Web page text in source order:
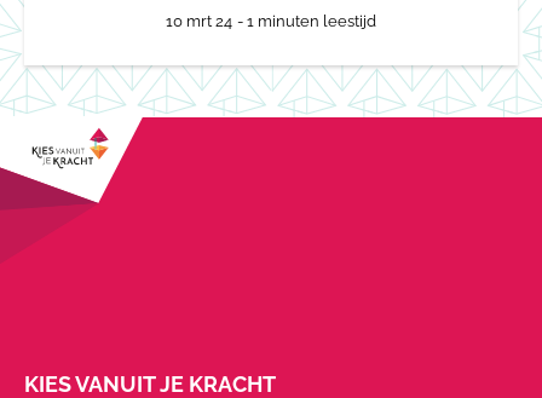
10 mrt 24 - 1 minuten leestijd
KIES VANUIT JE KRACHT